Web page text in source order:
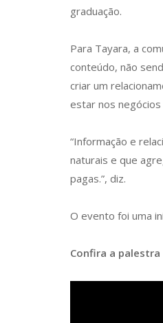
graduação.
Para Tayara, a
conteúdo, não
criar um
estar nos
“Informação e
naturais e que
pagas.”, diz.
O evento foi uma
Confira a